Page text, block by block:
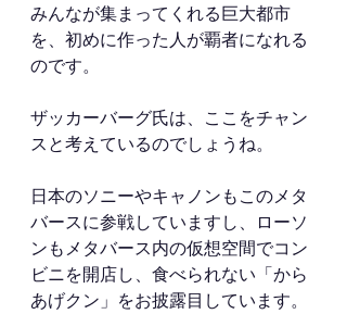
みんなが集まってくれる巨大都市
を、初めに作った人が覇者になれる
のです。
ザッカーバーグ氏は、ここをチャン
スと考えているのでしょうね。
日本のソニーやキャノンもこのメタ
バースに参戦していますし、ローソ
ンもメタバース内の仮想空間でコン
ビニを開店し、食べられない「から
あげクン」をお披露目しています。